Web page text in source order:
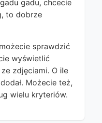
gadu, chcecie
to dobrze
sprawdzić
wyświetlić
zdjęciami. O ile
Możecie też,
wielu kryteriów.